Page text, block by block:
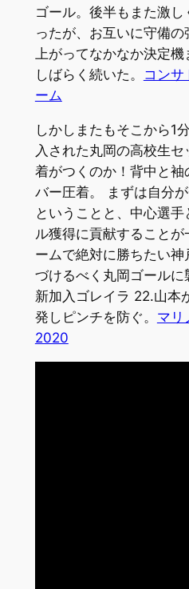
ゴール。後半もまた激
ったが、お互いに守備
上がってなかなか決定
しばらく続いた。
コンサ
ーム
しかしまたもそこから1
入された丸岡の高校生
着がつくのか！背中と袖
バー圧着。 まずは自分
ということと、中心選
ル獲得に貢献すること
ームで絶対に勝ちたい
づけるべく丸岡ゴール
新加入ゴレイラ 22.山本
発しピンチを防ぐ。 マリ
2020